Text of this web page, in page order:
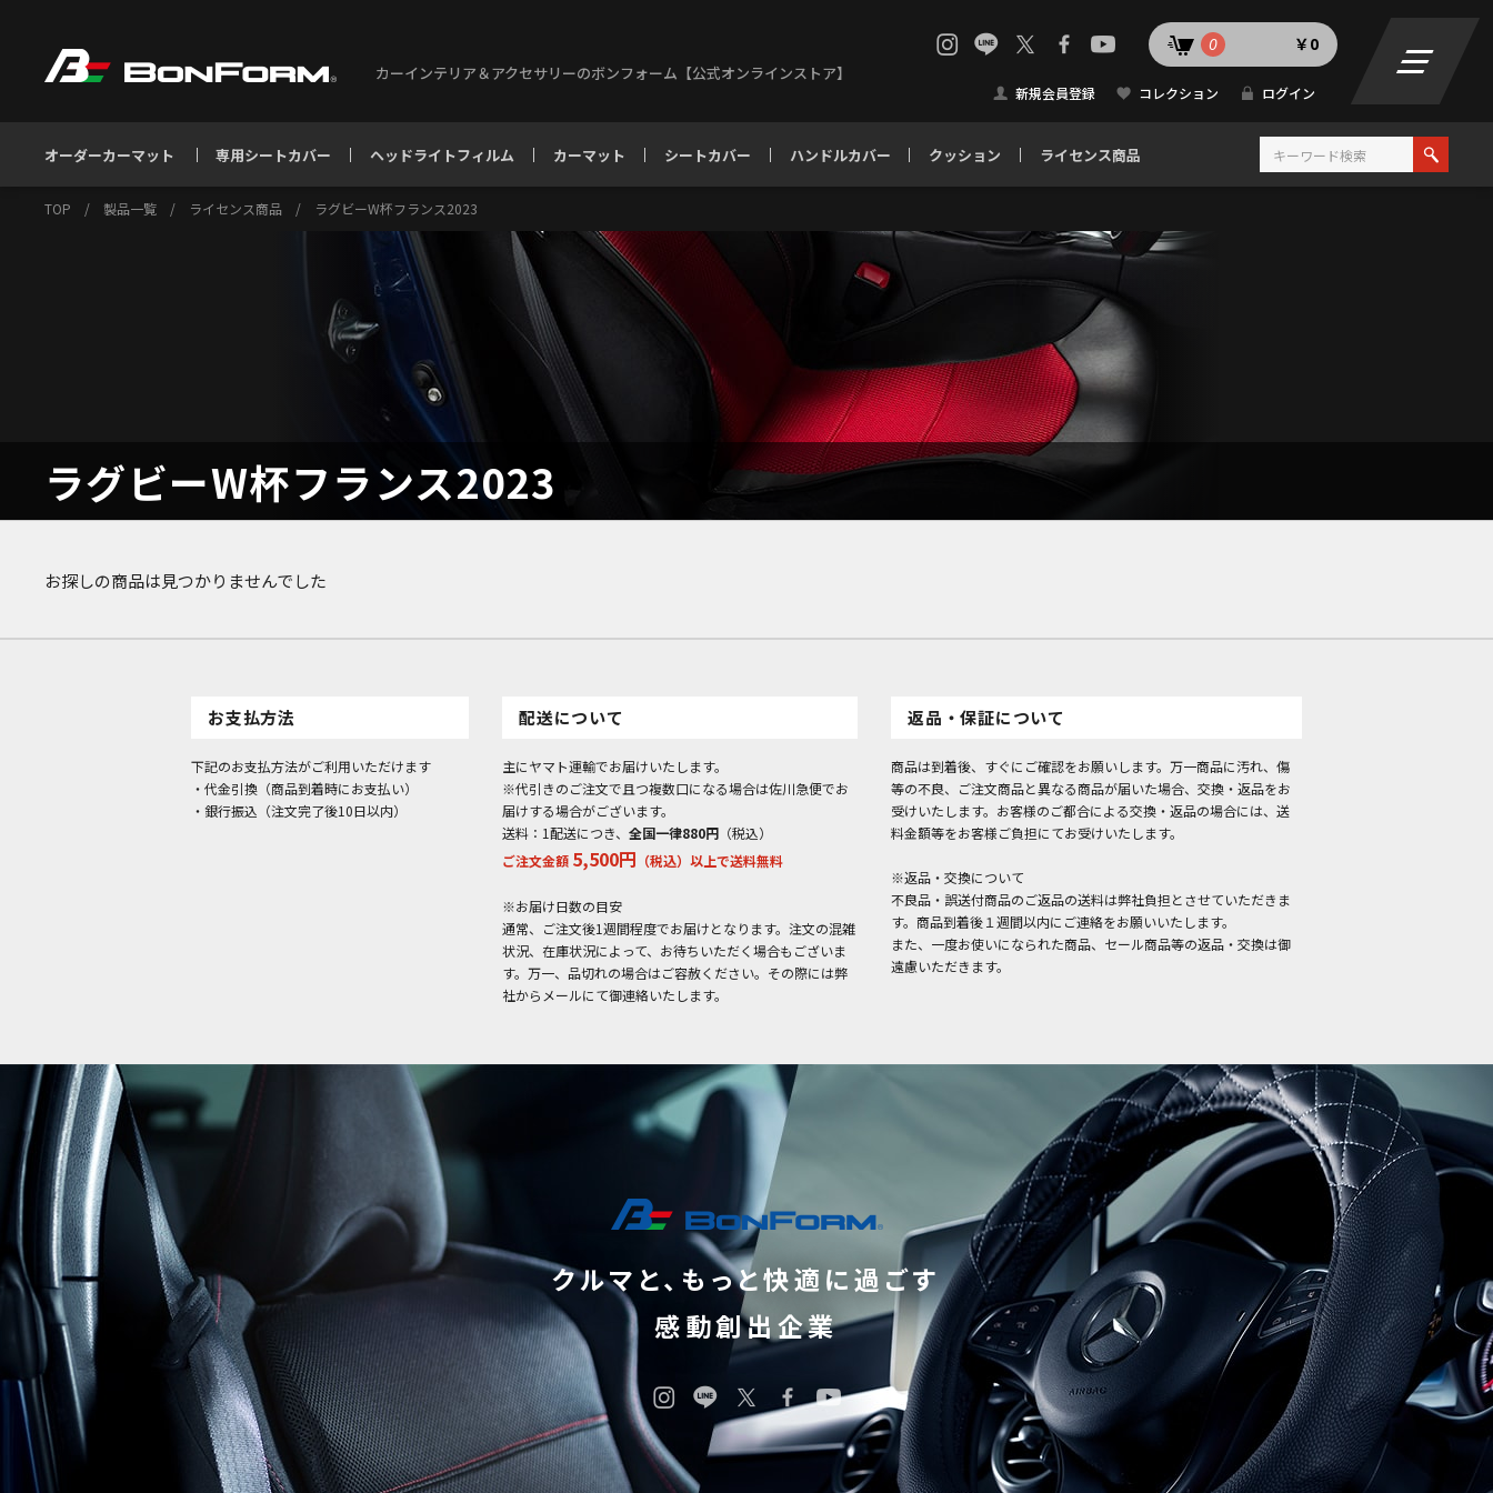
カーインテリア＆アクセサリーのボンフォーム【公式オンラインストア】
0 ￥0
新規会員登録 コレクション ログイン
オーダーカーマット 専用シートカバー ヘッドライトフィルム カーマット シートカバー ハンドルカバー クッション ライセンス商品
TOP / 製品一覧 / ライセンス商品 / ラグビーW杯フランス2023
ラグビーW杯フランス2023
お探しの商品は見つかりませんでした
お支払方法
下記のお支払方法がご利用いただけます
・代金引換（商品到着時にお支払い）
・銀行振込（注文完了後10日以内）
配送について
主にヤマト運輸でお届けいたします。
※代引きのご注文で且つ複数口になる場合は佐川急便でお
届けする場合がございます。
送料：1配送につき、 全国一律880円 （税込）
ご注文金額 5,500円 （税込）以上で送料無料
※お届け日数の目安
通常、ご注文後1週間程度でお届けとなります。注文の混雑
状況、在庫状況によって、お待ちいただく場合もございま
す。万一、品切れの場合はご容赦ください。その際には弊
社からメールにて御連絡いたします。
返品・保証について
商品は到着後、すぐにご確認をお願いします。万一商品に汚れ、傷
等の不良、ご注文商品と異なる商品が届いた場合、交換・返品をお
受けいたします。お客様のご都合による交換・返品の場合には、送
料金額等をお客様ご負担にてお受けいたします。
※返品・交換について
不良品・誤送付商品のご返品の送料は弊社負担とさせていただきま
す。商品到着後１週間以内にご連絡をお願いいたします。
また、一度お使いになられた商品、セール商品等の返品・交換は御
遠慮いただきます。
クルマと、もっと快適に過ごす
感動創出企業